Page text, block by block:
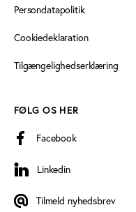
Persondatapolitik
Cookiedeklaration
Tilgængelighedserklæring
FØLG OS HER
Facebook
Linkedin
Linkedin
Tilmeld nyhedsbrev